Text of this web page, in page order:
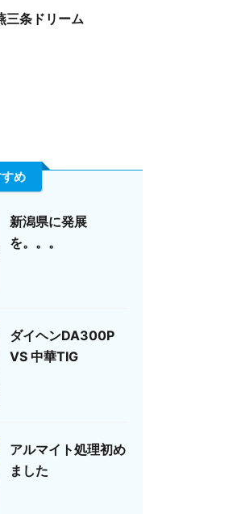
三条ドリーム
め
新潟県に発展
を。。。
ダイヘンDA300P
VS 中華TIG
アルマイト処理初め
ました